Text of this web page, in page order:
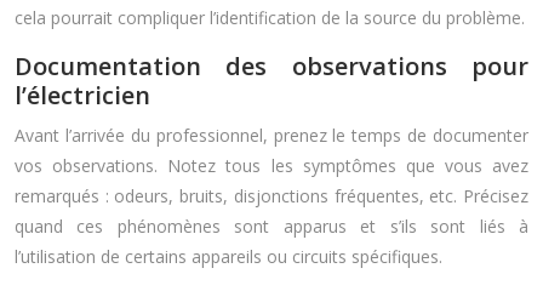
cela pourrait compliquer l’identification de la source du problème.
Documentation des observations pour
l’électricien
Avant l’arrivée du professionnel, prenez le temps de documenter
vos observations. Notez tous les symptômes que vous avez
remarqués : odeurs, bruits, disjonctions fréquentes, etc. Précisez
quand ces phénomènes sont apparus et s’ils sont liés à
l’utilisation de certains appareils ou circuits spécifiques.